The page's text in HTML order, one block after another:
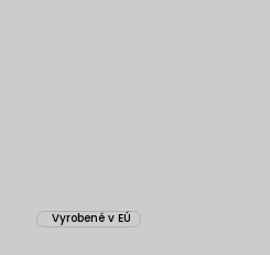
Vyrobené v EÚ